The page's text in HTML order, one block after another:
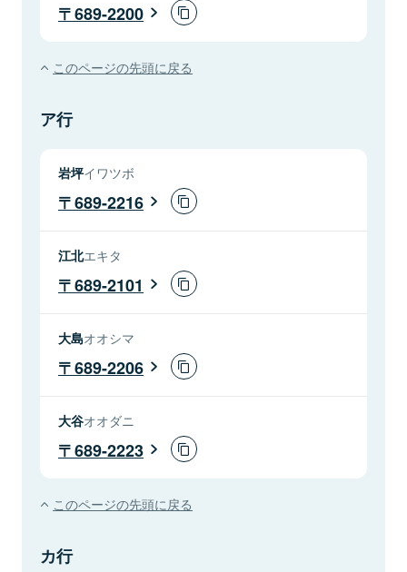
689-2200
このページの先頭に戻る
ア行
岩坪イワツボ
689-2216
江北エキタ
689-2101
大島オオシマ
689-2206
大谷オオダニ
689-2223
このページの先頭に戻る
カ行